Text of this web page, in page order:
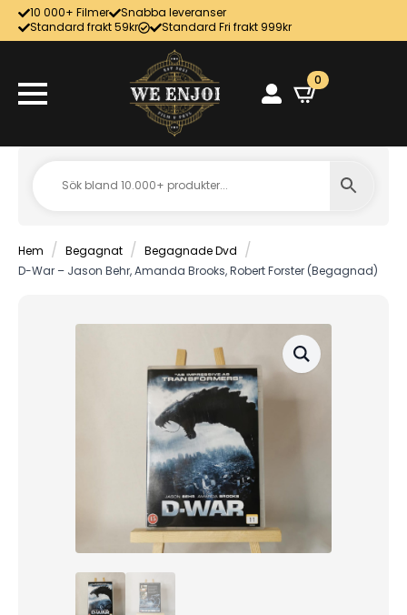
10 000+ Filmer
Snabba leveranser
Standard frakt 59kr
Standard Fri frakt 999kr
0
Hem Begagnat
Begagnade Dvd
D-War – Jason Behr, Amanda Brooks, Robert Forster (Begagnad)